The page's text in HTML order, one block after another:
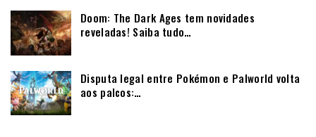
Doom: The Dark Ages tem novidades
reveladas! Saiba tudo…
Disputa legal entre Pokémon e Palworld volta
aos palcos:…